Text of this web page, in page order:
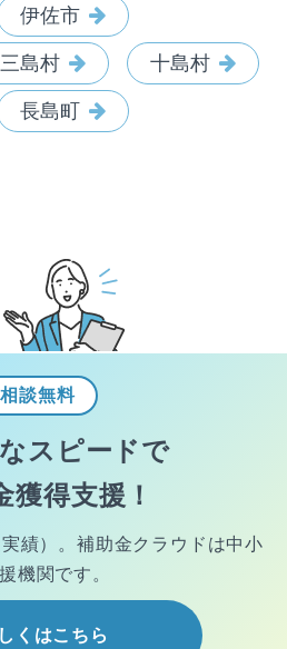
伊佐市
三島村 十島村
長島町
相談無料
スピードで
獲得支援！
績）。 補助金クラウドは中小
機関です。
くはこちら